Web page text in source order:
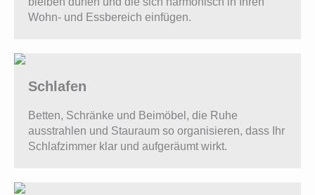
Wohn- und Essbereich einfügen.
Schlafen
Betten, Schränke und Beimöbel, die Ruhe
ausstrahlen und Stauraum so organisieren, dass Ihr
Schlafzimmer klar und aufgeräumt wirkt.